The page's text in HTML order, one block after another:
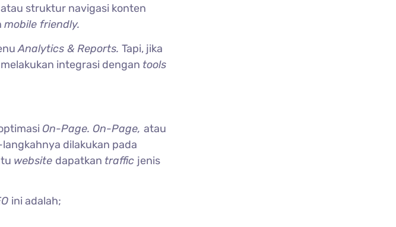
atau struktur navigasi konten
mobile friendly.
Analytics & Reports. Tapi, jika
integrasi dengan tools
On-Page. On-Page, atau
dilakukan pada
website dapatkan traffic jenis
ini adalah;